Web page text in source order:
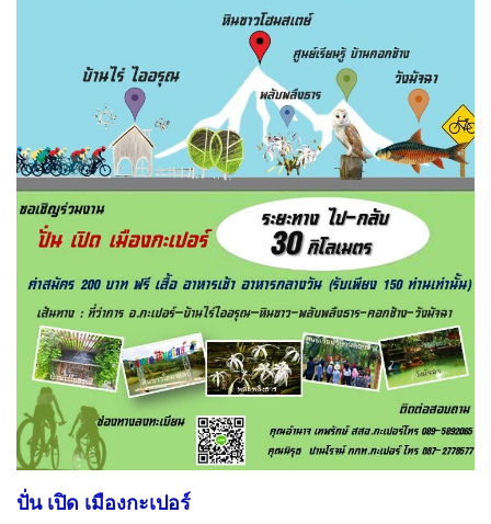
ปั่น เปิด เมืองกะเปอร์